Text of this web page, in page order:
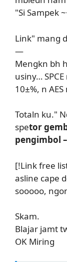
"Si Sampek
Link" mang
—
Mengkn bh
usiny…
10±%, n
Totaln ku."
spetor
pengimbol
[!Link free
asline cape
sooooo,
Skam.
Blajar jamt
OK Miring